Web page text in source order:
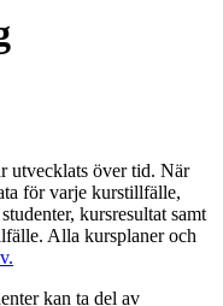
utvecklats över tid. När
för varje kurstillfälle,
kursresultat samt
Alla kursplaner och
.
kan ta del av